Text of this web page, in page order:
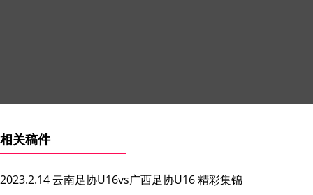
相关稿件
2023.2.14 云南足协U16vs广西足协U16 精彩集锦